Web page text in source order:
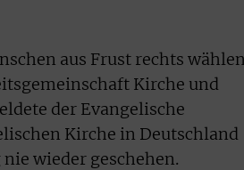
aus Frust rechts
Kirche und
der Evangelische
Kirche in Deutschland
wieder geschehen.